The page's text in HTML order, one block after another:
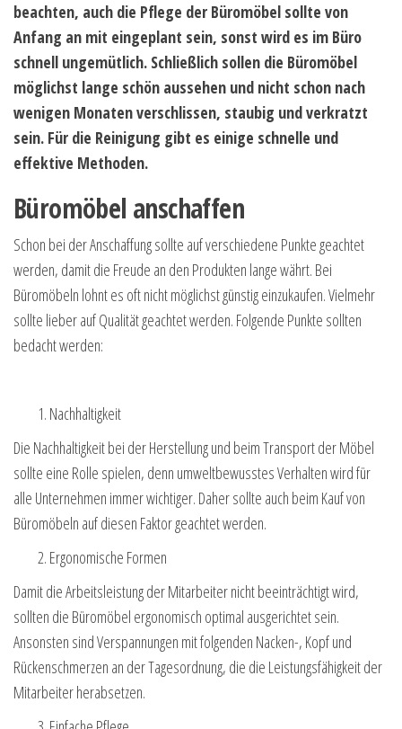
beachten, auch die Pflege der Büromöbel sollte von
Anfang an mit eingeplant sein, sonst wird es im Büro
schnell ungemütlich. Schließlich sollen die Büromöbel
möglichst lange schön aussehen und nicht schon nach
wenigen Monaten verschlissen, staubig und verkratzt
sein. Für die Reinigung gibt es einige schnelle und
effektive Methoden.
Büromöbel anschaffen
Schon bei der Anschaffung sollte auf verschiedene Punkte geachtet
werden, damit die Freude an den Produkten lange währt. Bei
Büromöbeln lohnt es oft nicht möglichst günstig einzukaufen. Vielmehr
sollte lieber auf Qualität geachtet werden. Folgende Punkte sollten
bedacht werden:
Nachhaltigkeit
Die Nachhaltigkeit bei der Herstellung und beim Transport der Möbel
sollte eine Rolle spielen, denn umweltbewusstes Verhalten wird für
alle Unternehmen immer wichtiger. Daher sollte auch beim Kauf von
Büromöbeln auf diesen Faktor geachtet werden.
Ergonomische Formen
Damit die Arbeitsleistung der Mitarbeiter nicht beeinträchtigt wird,
sollten die Büromöbel ergonomisch optimal ausgerichtet sein.
Ansonsten sind Verspannungen mit folgenden Nacken-, Kopf und
Rückenschmerzen an der Tagesordnung, die die Leistungsfähigkeit der
Mitarbeiter herabsetzen.